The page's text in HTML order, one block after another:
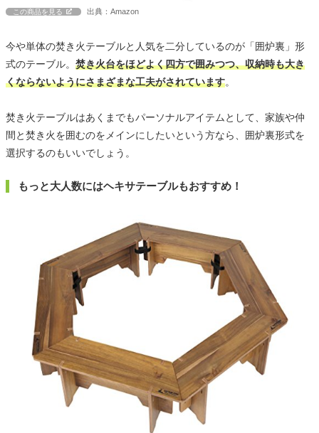
この商品を見る 出典：Amazon
今や単体の焚き火テーブルと人気を二分しているのが「囲炉裏」形
式のテーブル。 焚き火台をほどよく四方で囲みつつ、収納時も大き
くならないようにさまざまな工夫がされています。
焚き火テーブルはあくまでもパーソナルアイテムとして、家族や仲
間と焚き火を囲むのをメインにしたいという方なら、囲炉裏形式を
選択するのもいいでしょう。
もっと大人数にはヘキサテーブルもおすすめ！